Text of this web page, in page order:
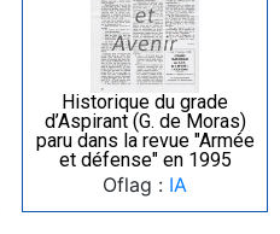
Historique du grade
d’Aspirant (G. de Moras)
paru dans la revue "Armée
et défense" en 1995
Oflag : IA